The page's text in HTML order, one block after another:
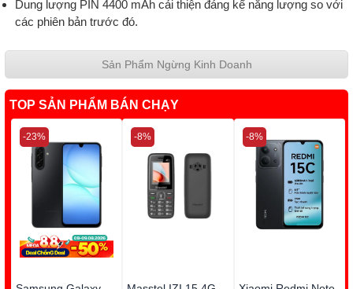
Dung lượng PIN 4400 mAh cải thiện đáng kể năng lượng so với
các phiên bản trước đó.
Sản Phẩm Ngừng Kinh Doanh
TOP SẢN PHẨM BÁN CHẠY
-23% -8% -8%